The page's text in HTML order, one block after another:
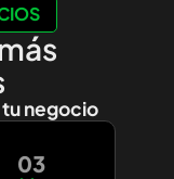
negocio
03